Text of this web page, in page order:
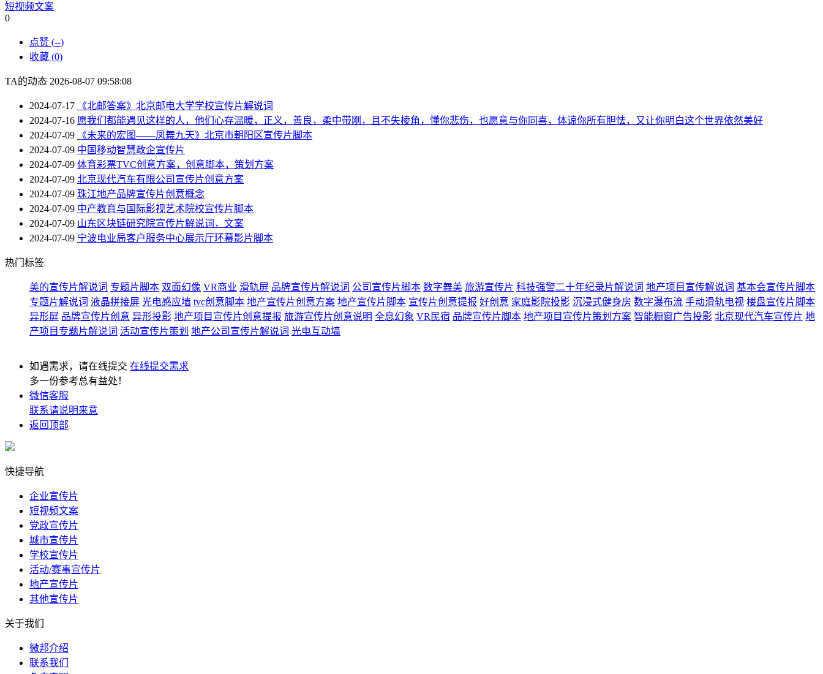
短视频文案
0
点赞 (--)
收藏 (0)
TA的动态 2026-08-07 09:58:08
2024-07-17
《北邮答案》北京邮电大学学校宣传片解说词
2024-07-16 愿我们都能遇见这样的人，他们心存温暖，正义，善良，柔中带刚，且不失棱角，懂你悲伤，也愿意与你同喜，体谅你所有胆怯，又让你明白这个世界依然美好
2024-07-09
《未来的宏图——凤舞九天》北京市朝阳区宣传片脚本
2024-07-09 中国移动智慧政企宣传片
2024-07-09 体育彩票TVC创意方案，创意脚本，策划方案
2024-07-09 北京现代汽车有限公司宣传片创意方案
2024-07-09 珠江地产品牌宣传片创意概念
2024-07-09 中产教育与国际影视艺术院校宣传片脚本
2024-07-09 山东区块链研究院宣传片解说词，文案
2024-07-09 宁波电业局客户服务中心展示厅环幕影片脚本
热门标签
美的宣传片解说词 专题片脚本 双面幻像 VR商业 滑轨屏 品牌宣传片解说词 公司宣传片脚本 数字舞美 旅游宣传片 科技强警二十年纪录片解说词 地产项目宣传解说词 基本会宣传片脚本
专题片解说词 液晶拼接屏 光电感应墙 tvc创意脚本 地产宣传片创意方案 地产宣传片脚本 宣传片创意提报 好创意 家庭影院投影 沉浸式健身房 数字瀑布流 手动滑轨电视 楼盘宣传片脚本
异形屏 品牌宣传片创意 异形投影 地产项目宣传片创意提报 旅游宣传片创意说明 全息幻象 VR民宿 品牌宣传片脚本 地产项目宣传片策划方案 智能橱窗广告投影 北京现代汽车宣传片 地
产项目专题片解说词 活动宣传片策划 地产公司宣传片解说词 光电互动墙
如遇需求，请在线提交 在线提交需求
多一份参考总有益处！
微信客服
联系请说明来意
返回顶部
快捷导航
企业宣传片
短视频文案
党政宣传片
城市宣传片
学校宣传片
活动/赛事宣传片
地产宣传片
其他宣传片
关于我们
微邦介绍
联系我们